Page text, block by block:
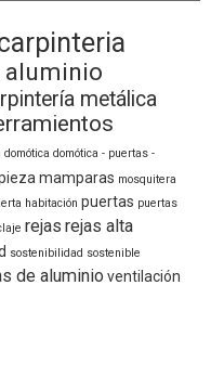
metálica
domótica domótica - puertas -
mamparas mosquitera
habitación puertas puertas
rejas rejas alta
sostenibilidad sostenible
de aluminioventilación